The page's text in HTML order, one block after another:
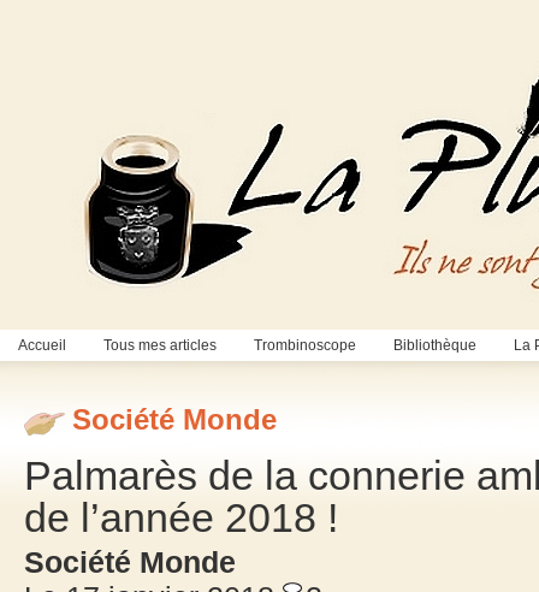
Accueil Tous mes articles Trombinoscope Bibliothèque La
Société Monde
Palmarès de la connerie
de l’année 2018 !
Société Monde